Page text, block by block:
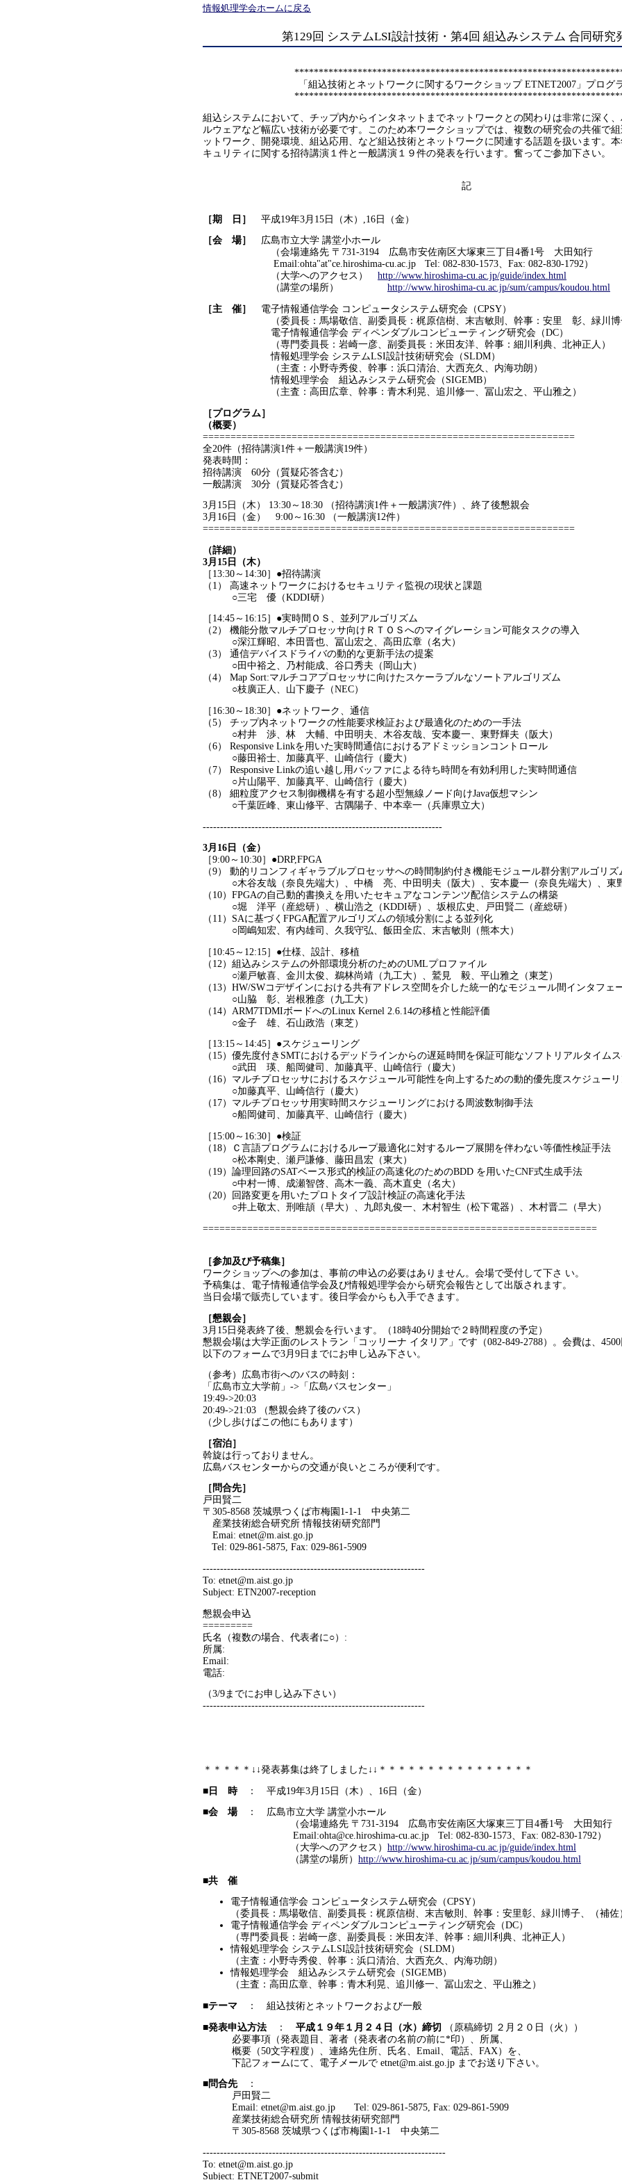
情報処理学会ホームに戻る
第129回 システムLSI設計技術・第4回 組込みシステム 合同研究
「組込技術とネットワークに関するワークショップ ETNET2007」プログ
組込システムにおいて、チップ内からインタネットまでネットワークとの関わりは非常に深く
ルウェアなど幅広い技術が必要です。このため本ワークショップでは、複数の研究会の共催で
ットワーク、開発環境、組込応用、など組込技術とネットワークに関連する話題を扱います。
キュリティに関する招待講演１件と一般講演１９件の発表を行います。奮ってご参加下さい。
記
［期 日］ 平成19年3月15日（木）,16日（金）
［会 場］ 広島市立大学 講堂小ホール
（会場連絡先 〒731-3194 広島市安佐南区大塚東三丁目4番1号 大田知行
Email:ohta"at"ce.hiroshima-cu.ac.jp Tel: 082-830-1573、Fax: 082-830-1792）
（大学へのアクセス） http://www.hiroshima-cu.ac.jp/guide/index.html
（講堂の場所） http://www.hiroshima-cu.ac.jp/sum/campus/koudou.html
［主 催］
電子情報通信学会 コンピュータシステム研究会（CPSY）
（委員長：馬場敬信、副委員長：梶原信樹、末吉敏則、幹事：安里 彰、緑川博子
電子情報通信学会 ディペンダブルコンピューティング研究会（DC）
（専門委員長：岩崎一彦、副委員長：米田友洋、幹事：細川利典、北神正人）
情報処理学会 システムLSI設計技術研究会（SLDM）
（主査：小野寺秀俊、幹事：浜口清治、大西充久、内海功朗）
情報処理学会 組込みシステム研究会（SIGEMB）
（主査：高田広章、幹事：青木利晃、追川修一、冨山宏之、平山雅之）
［プログラム］
（概要）
===================================================================
全20件（招待講演1件＋一般講演19件）
発表時間：
招待講演 60分（質疑応答含む）
一般講演 30分（質疑応答含む）
3月15日（木） 13:30～18:30 （招待講演1件＋一般講演7件）、終了後懇親会
3月16日（金） 9:00～16:30 （一般講演12件）
===================================================================
（詳細）
3月15日（木）
［13:30～14:30］●招待講演
（1） 高速ネットワークにおけるセキュリティ監視の現状と課題
○三宅 優（KDDI研）
［14:45～16:15］●実時間ＯＳ、並列アルゴリズム
（2） 機能分散マルチプロセッサ向けＲＴＯＳへのマイグレーション可能タスクの導入
○深江輝昭、本田晋也、冨山宏之、高田広章（名大）
（3） 通信デバイスドライバの動的な更新手法の提案
○田中裕之、乃村能成、谷口秀夫（岡山大）
（4） Map Sort:マルチコアプロセッサに向けたスケーラブルなソートアルゴリズム
○枝廣正人、山下慶子（NEC）
［16:30～18:30］●ネットワーク、通信
（5） チップ内ネットワークの性能要求検証および最適化のための一手法
○村井 渉、林 大輔、中田明夫、木谷友哉、安本慶一、東野輝夫（阪大）
（6） Responsive Linkを用いた実時間通信におけるアドミッションコントロール
○藤田裕士、加藤真平、山崎信行（慶大）
（7） Responsive Linkの追い越し用バッファによる待ち時間を有効利用した実時間通信
○片山陽平、加藤真平、山崎信行（慶大）
（8） 細粒度アクセス制御機構を有する超小型無線ノード向けJava仮想マシン
○千葉匠峰、東山修平、古隅陽子、中本幸一（兵庫県立大）
---------------------------------------------------------------------
3月16日（金）
［9:00～10:30］●DRP,FPGA
（9） 動的リコンフィギャラブルプロセッサへの時間制約付き機能モジュール群分割アルゴリズ
○木谷友哉（奈良先端大）、中橋 亮、中田明夫（阪大）、安本慶一（奈良先端大）、東野
（10）FPGAの自己動的書換えを用いたセキュアなコンテンツ配信システムの構築
○堀 洋平（産総研）、横山浩之（KDDI研）、坂根広史、戸田賢二（産総研）
（11）SAに基づくFPGA配置アルゴリズムの領域分割による並列化
○岡嶋知宏、有内雄司、久我守弘、飯田全広、末吉敏則（熊本大）
［10:45～12:15］●仕様、設計、移植
（12）組込みシステムの外部環境分析のためのUMLプロファイル
○瀬戸敏喜、金川太俊、鵜林尚靖（九工大）、鷲見 毅、平山雅之（東芝）
（13）HW/SWコデザインにおける共有アドレス空間を介した統一的なモジュール間インタフェ
○山脇 彰、岩根雅彦（九工大）
（14）ARM7TDMIボードへのLinux Kernel 2.6.14の移植と性能評価
○金子 雄、石山政浩（東芝）
［13:15～14:45］●スケジューリング
（15）優先度付きSMTにおけるデッドラインからの遅延時間を保証可能なソフトリアルタイム
○武田 瑛、船岡健司、加藤真平、山崎信行（慶大）
（16）マルチプロセッサにおけるスケジュール可能性を向上するための動的優先度スケジュー
○加藤真平、山崎信行（慶大）
（17）マルチプロセッサ用実時間スケジューリングにおける周波数制御手法
○船岡健司、加藤真平、山崎信行（慶大）
［15:00～16:30］●検証
（18）Ｃ言語プログラムにおけるループ最適化に対するループ展開を伴わない等価性検証手法
○松本剛史、瀬戸謙修、藤田昌宏（東大）
（19）論理回路のSATベース形式的検証の高速化のためのBDD を用いたCNF式生成手法
○中村一博、成瀬智啓、高木一義、高木直史（名大）
（20）回路変更を用いたプロトタイプ設計検証の高速化手法
○井上敬太、刑唯頡（早大）、九郎丸俊一、木村智生（松下電器）、木村晋二（早大）
=======================================================================
［参加及び予稿集］
ワークショップへの参加は、事前の申込の必要はありません。会場で受付して下さ い。
予稿集は、電子情報通信学会及び情報処理学会から研究会報告として出版されます。
当日会場で販売しています。後日学会からも入手できます。
［懇親会］
3月15日発表終了後、懇親会を行います。（18時40分開始で２時間程度の予定）
懇親会場は大学正面のレストラン「コッリーナ イタリア」です（082-849-2788）。会費は、4500
以下のフォームで3月9日までにお申し込み下さい。
（参考）広島市街へのバスの時刻：
「広島市立大学前」->「広島バスセンター」
19:49->20:03
20:49->21:03 （懇親会終了後のバス）
（少し歩けばこの他にもあります）
［宿泊］
斡旋は行っておりません。
広島バスセンターからの交通が良いところが便利です。
［問合先］
戸田賢二
〒305-8568 茨城県つくば市梅園1-1-1 中央第二
産業技術総合研究所 情報技術研究部門
Emai: etnet@m.aist.go.jp
Tel: 029-861-5875, Fax: 029-861-5909
----------------------------------------------------------------
To: etnet@m.aist.go.jp
Subject: ETN2007-reception
懇親会申込
=========
氏名（複数の場合、代表者に○）:
所属:
Email:
電話:
（3/9までにお申し込み下さい）
----------------------------------------------------------------
＊＊＊＊＊↓↓発表募集は終了しました↓↓＊＊＊＊＊＊＊＊＊＊＊＊＊＊＊＊
■日 時： 平成19年3月15日（木）、16日（金）
■会 場
： 広島市立大学 講堂小ホール
（会場連絡先 〒731-3194 広島市安佐南区大塚東三丁目4番1号 大田知行
Email:ohta@ce.hiroshima-cu.ac.jp Tel: 082-830-1573、Fax: 082-830-1792）
（大学へのアクセス） http://www.hiroshima-cu.ac.jp/guide/index.html
（講堂の場所） http://www.hiroshima-cu.ac.jp/sum/campus/koudou.html
■共 催
電子情報通信学会 コンピュータシステム研究会（CPSY）
（委員長：馬場敬信、副委員長：梶原信樹、末吉敏則、幹事：安里彰、緑川博子、（補佐
電子情報通信学会 ディペンダブルコンピューティング研究会（DC）
（専門委員長：岩崎一彦、副委員長：米田友洋、幹事：細川利典、北神正人）
情報処理学会 システムLSI設計技術研究会（SLDM）
（主査：小野寺秀俊、幹事：浜口清治、大西充久、内海功朗）
情報処理学会 組込みシステム研究会（SIGEMB）
（主査：高田広章、幹事：青木利晃、追川修一、冨山宏之、平山雅之）
■テーマ ： 組込技術とネットワークおよび一般
■発表申込方法 ： 平成１９年１月２４日（水）締切
（原稿締切 ２月２０日（火））
必要事項（発表題目、著者（発表者の名前の前に*印）、所属、
概要（50文字程度）、連絡先住所、氏名、Email、電話、FAX）を、
下記フォームにて、電子メールで etnet@m.aist.go.jp までお送り下さい。
■問合先
：
戸田賢二
Email: etnet@m.aist.go.jp Tel: 029-861-5875, Fax: 029-861-5909
産業技術総合研究所 情報技術研究部門
〒305-8568 茨城県つくば市梅園1-1-1 中央第二
----------------------------------------------------------------------
To: etnet@m.aist.go.jp
Subject: ETNET2007-submit